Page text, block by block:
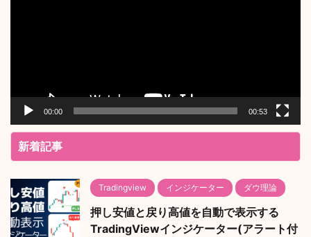
00:00 00:53
新着記事
Tradingview インジケーター ダウ理論
押し安値と戻り高値を自動で表示する
TradingViewインジケーター(アラート付